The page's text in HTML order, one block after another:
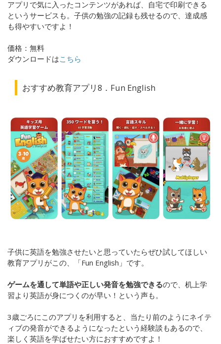
アプリで気に入ったコンテンツがあれば、自宅で印刷できる
というサービスも。子供の勉強の記録も残せるので、達成感
も得やすいですよ！
価格：無料
ダウンロードはこちら
おすすめ教育アプリ8．Fun English
子供に英語を勉強させたいと思っていたらぜひ試してほしい
教育アプリがこの、「Fun English」です。
ゲームを通して単語や正しい発音を勉強できるので、机上学
習より英語が身につくのが早い！という声も。
3歳ごろにこのアプリを利用すると、当たり前のようにネイテ
ィブの発音ができるようになったという経験談もあるので、
楽しく英語を学ばせたい方におすすめですよ！